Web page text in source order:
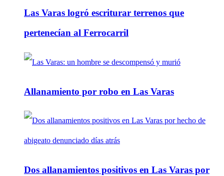
Las Varas logró escriturar terrenos que
pertenecían al Ferrocarril
Allanamiento por robo en Las Varas
Dos allanamientos positivos en Las Varas por